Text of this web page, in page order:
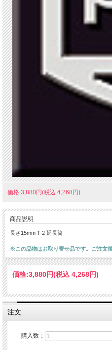
価格:3,880円(税込 4,268円)
商品説明
長さ15mm T-2 延長筒
※この品物はお取り寄せ品です。ご注文
価格:3,880円(税込 4,268円)
注文
購入数：